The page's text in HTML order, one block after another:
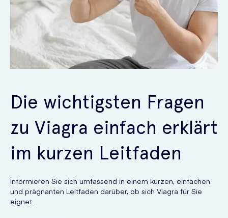
Die wichtigsten Fragen
zu Viagra einfach erklärt
im kurzen Leitfaden
Informieren Sie sich umfassend in einem kurzen, einfachen
und prägnanten Leitfaden darüber, ob sich Viagra für Sie
eignet.